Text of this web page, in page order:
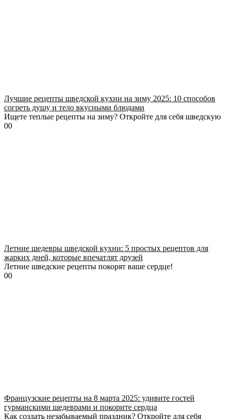
Лучшие рецепты шведской кухни на зиму 2025: 10 способов
согреть душу и тело вкусными блюдами
Ищете теплые рецепты на зиму? Откройте для себя шведскую
00
Летние шедевры шведской кухни: 5 простых рецептов для
жарких дней, которые впечатлят друзей
Летние шведские рецепты покорят ваше сердце!
00
Французские рецепты на 8 марта 2025: удивите гостей
гурманскими шедеврами и покорите сердца
Как создать незабываемый праздник? Откройте для себя